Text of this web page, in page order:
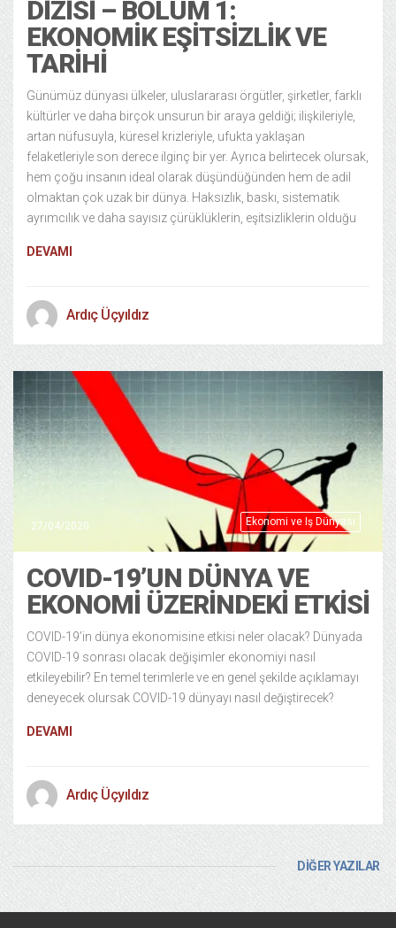
DIZISI – BÖLÜM 1:
EKONOMIK EŞITSIZLIK VE
TARIHI
Günümüz dünyası ülkeler, uluslararası örgütler, şirketler, farklı
kültürler ve daha birçok unsurun bir araya geldiği; ilişkileriyle,
artan nüfusuyla, küresel krizleriyle, ufukta yaklaşan
felaketleriyle son derece ilginç bir yer. Ayrıca belirtecek olursak,
hem çoğu insanın ideal olarak düşündüğünden hem de adil
olmaktan çok uzak bir dünya. Haksızlık, baskı, sistematik
ayrımcılık ve daha sayısız çürüklüklerin, eşitsizliklerin olduğu
DEVAMI
Ardıç Üçyıldız
Ekonomi ve Iş Dünyası
27/04/2020
COVID-19’UN DÜNYA VE
EKONOMI ÜZERINDEKI ETKISI
COVID-19’in dünya ekonomisine etkisi neler olacak? Dünyada
COVID-19 sonrası olacak değişimler ekonomiyi nasıl
etkileyebilir? En temel terimlerle ve en genel şekilde açıklamayı
deneyecek olursak COVID-19 dünyayı nasıl değiştirecek?
DEVAMI
Ardıç Üçyıldız
DİĞER YAZILAR